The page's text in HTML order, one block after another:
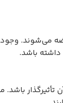
می‌شوند.
داشته باشد.